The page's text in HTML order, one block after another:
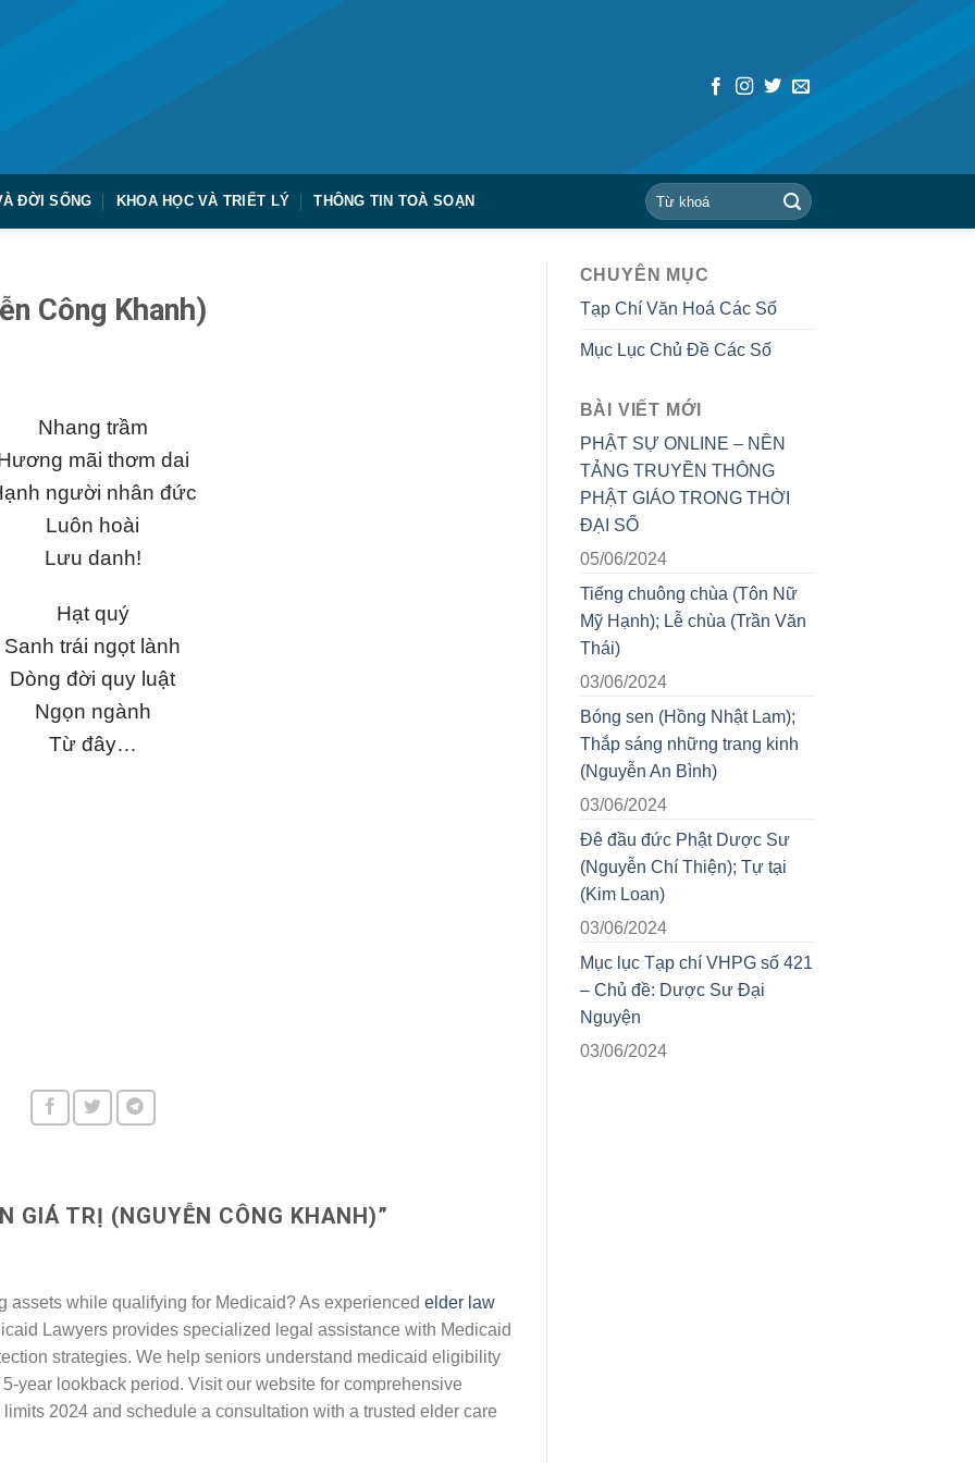
ĐỜI SỐNG KHOA HỌC VÀ TRIẾT LÝ THÔNG TIN TOÀ SOẠN
Công Khanh)
Nhang trầm
mãi thơm dai
người nhân đức
Luôn hoài
Lưu danh!
Hạt quý
Sanh trái ngọt lành
Dòng đời quy luật
Ngọn ngành
Từ đây…
GIÁ TRỊ (NGUYỄN CÔNG KHANH)”
assets while qualifying for Medicaid? As experienced elder law
Lawyers provides specialized legal assistance with Medicaid
strategies. We help seniors understand medicaid eligibility
year lookback period. Visit our website for comprehensive
2024 and schedule a consultation with a trusted elder care
CHUYÊN MỤC
Tạp Chí Văn Hoá Các Số
Mục Lục Chủ Đề Các Số
BÀI VIẾT MỚI
PHẬT SỰ ONLINE – NỀN
TẢNG TRUYỀN THÔNG
PHẬT GIÁO TRONG THỜI
ĐẠI SỐ
05/06/2024
Tiếng chuông chùa (Tôn Nữ
Mỹ Hạnh); Lễ chùa (Trần Văn
Thái)
03/06/2024
Bóng sen (Hồng Nhật Lam);
Thắp sáng những trang kinh
(Nguyễn An Bình)
03/06/2024
Đê đầu đức Phật Dược Sư
(Nguyễn Chí Thiện); Tự tại
(Kim Loan)
03/06/2024
Mục lục Tạp chí VHPG số 421
– Chủ đề: Dược Sư Đại
Nguyện
03/06/2024